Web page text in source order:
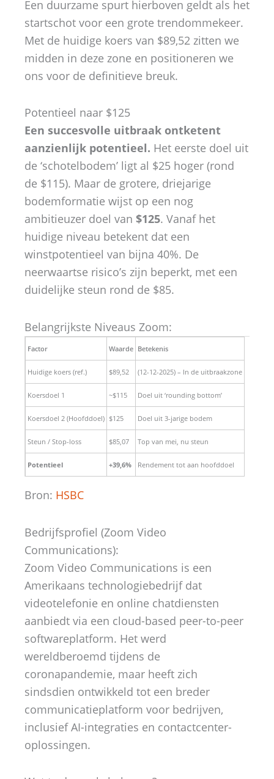
Een duurzame spurt hierboven geldt als het
startschot voor een grote trendommekeer.
Met de huidige koers van $89,52 zitten we
midden in deze zone en positioneren we
ons voor de definitieve breuk.
Potentieel naar $125
Een succesvolle uitbraak ontketent
aanzienlijk potentieel. Het eerste doel uit
de ‘schotelbodem’ ligt al $25 hoger (rond
de $115). Maar de grotere, driejarige
bodemformatie wijst op een nog
ambitieuzer doel van $125. Vanaf het
huidige niveau betekent dat een
winstpotentieel van bijna 40%. De
neerwaartse risico’s zijn beperkt, met een
duidelijke steun rond de $85.
Belangrijkste Niveaus Zoom:
Factor Waarde Betekenis
Huidige koers (ref.) $89,52 (12-12-2025) – In de uitbraakzone
Koersdoel 1 ~$115 Doel uit ‘rounding bottom’
Koersdoel 2 (Hoofddoel) $125 Doel uit 3-jarige bodem
Steun / Stop-loss $85,07 Top van mei, nu steun
Potentieel +39,6% Rendement tot aan hoofddoel
Bron: HSBC
Bedrijfsprofiel (Zoom Video
Communications):
Zoom Video Communications is een
Amerikaans technologiebedrijf dat
videotelefonie en online chatdiensten
aanbiedt via een cloud-based peer-to-peer
softwareplatform. Het werd
wereldberoemd tijdens de
coronapandemie, maar heeft zich
sindsdien ontwikkeld tot een breder
communicatieplatform voor bedrijven,
inclusief AI-integraties en contactcenter-
oplossingen.